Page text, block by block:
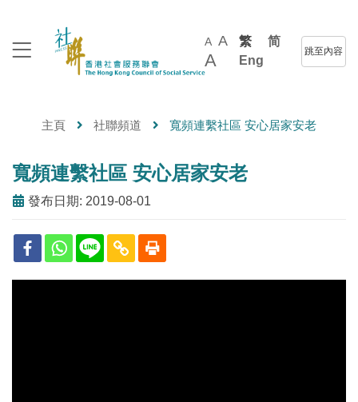
A A
A
繁
简
Eng
跳至內容
主頁 社聯頻道 寬頻連繫社區 安心居家安老
寬頻連繫社區 安心居家安老
發布日期: 2019-08-01